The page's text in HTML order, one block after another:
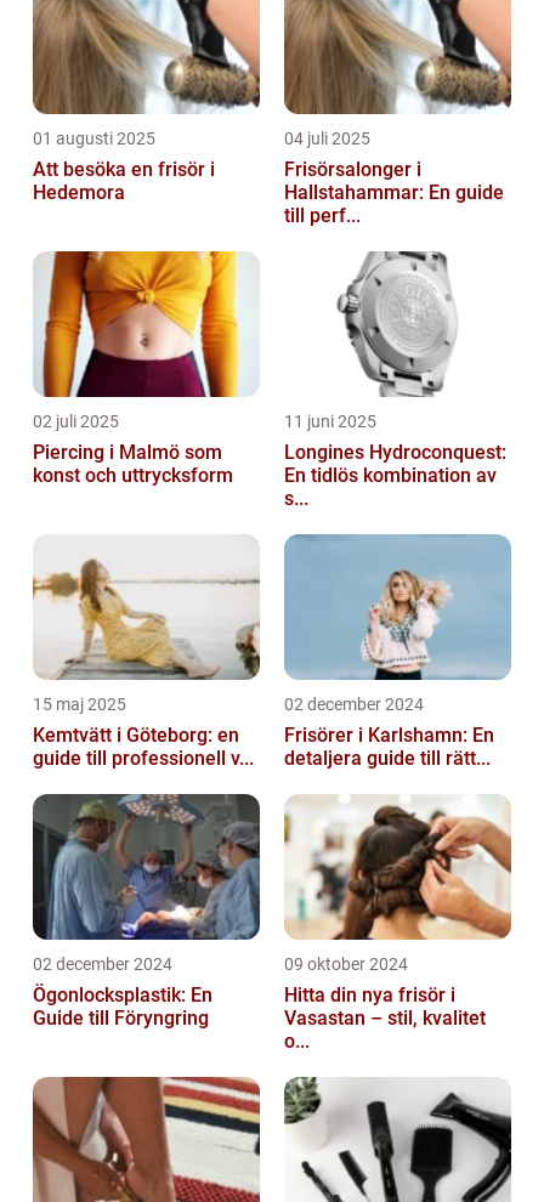
01 augusti 2025
Att besöka en frisör i
Hedemora
04 juli 2025
Frisörsalonger i
Hallstahammar: En guide
till perf...
02 juli 2025
Piercing i Malmö som
konst och uttrycksform
11 juni 2025
Longines Hydroconquest:
En tidlös kombination av
s...
15 maj 2025
Kemtvätt i Göteborg: en
guide till professionell v...
02 december 2024
Frisörer i Karlshamn: En
detaljera guide till rätt...
02 december 2024
Ögonlocksplastik: En
Guide till Föryngring
09 oktober 2024
Hitta din nya frisör i
Vasastan – stil, kvalitet
o...